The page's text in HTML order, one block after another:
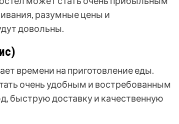
разумные цены и
довольны.
времени на приготовление еды.
очень удобным и востребованным
быструю доставку и качественную